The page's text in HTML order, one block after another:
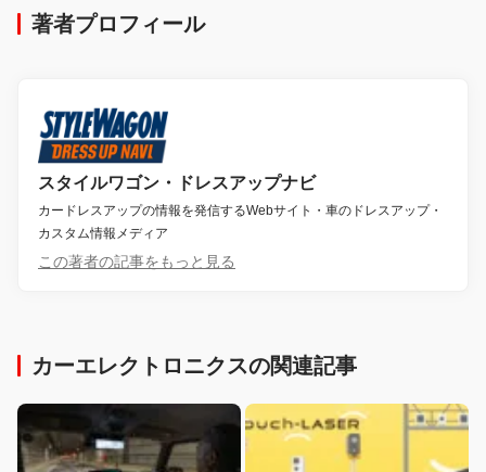
著者プロフィール
スタイルワゴン・ドレスアップナビ
カードレスアップの情報を発信するWebサイト・車のドレスアップ・
カスタム情報メディア
この著者の記事をもっと見る
カーエレクトロニクスの関連記事